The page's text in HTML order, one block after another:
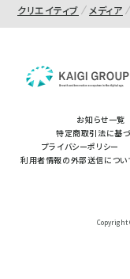
クリエイティブ メディア
お知らせ一覧
特定商取引法に基
プライバシーポリシー
利用者情報の外部送信につい
Copyright